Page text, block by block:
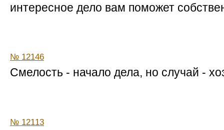
интересное дело вам поможет
№ 12146
Смелость - начало дела, но случай -
№ 12113